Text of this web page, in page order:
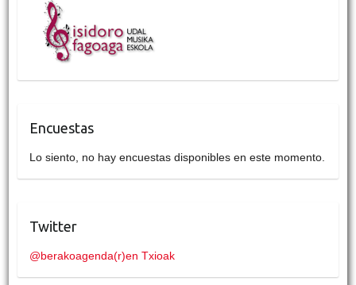
Encuestas
Lo siento, no hay encuestas disponibles en este momento.
Twitter
@berakoagenda(r)en Txioak